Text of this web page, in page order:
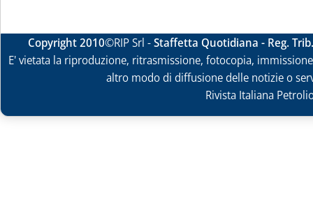
Copyright 2010©RIP Srl -Staffetta Quotidiana - Reg.
E' vietata la riproduzione, ritrasmissione, fotocopia,
altro modo di diffusione delle notizie o
Rivista Italiana